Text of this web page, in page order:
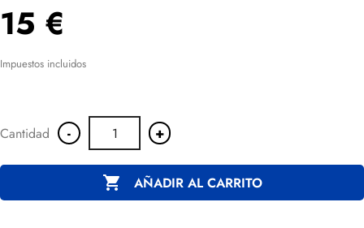
15 €
Impuestos incluidos
Cantidad - +
 AÑADIR AL CARRITO